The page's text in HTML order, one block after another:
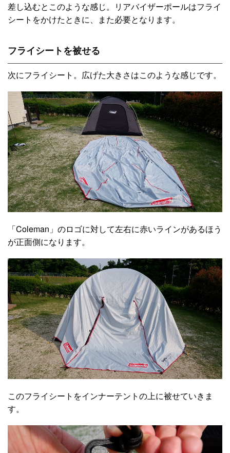
差し込むとこのような感じ。リアバイザーポールはフライ
シートをかけたときに、また必要となります。
フライシートを被せる
次にフライシート。広げた大きさはこのような感じです。
「Coleman」のロゴに対して左右に赤いラインがあるほう
が正面側になります。
このフライシートをインナーテントの上に被せていきま
す。